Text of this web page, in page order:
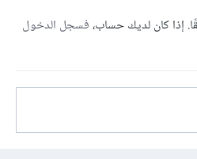
إذا كان لديك حساب،فسجل الدخول